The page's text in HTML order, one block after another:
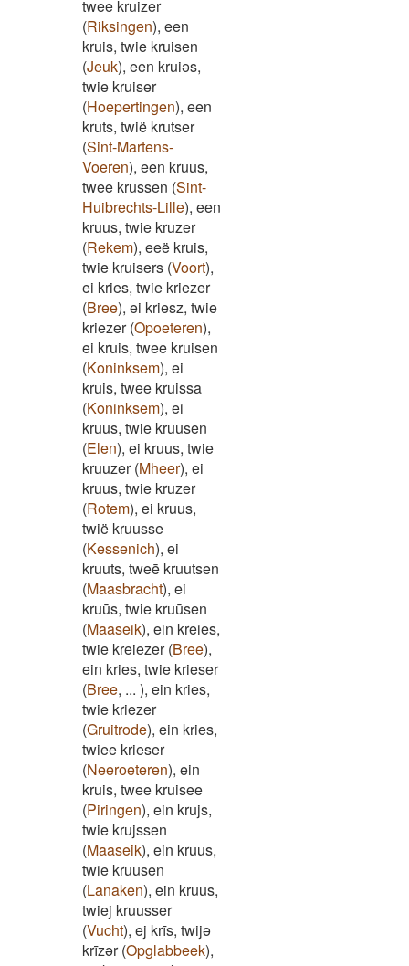
twee kruizer
(Riksingen), een
kruis, twie kruisen
(Jeuk), een kruiəs,
twie kruiser
(Hoepertingen), een
kruts, twië krutser
(Sint-Martens-
Voeren), een kruus,
twee krussen (Sint-
Huibrechts-Lille), een
kruus, twie kruzer
(Rekem), eeë kruis,
twie kruisers (Voort),
ei kries, twie kriezer
(Bree), ei kriesz, twie
kriezer(Opoeteren),
ei kruis, twee kruisen
(Koninksem), ei
kruis, twee kruissa
(Koninksem), ei
kruus, twie kruusen
(Elen), ei kruus, twie
kruuzer(Mheer), ei
kruus, twie kruzer
(Rotem), ei kruus,
twië kruusse
(Kessenich), ei
kruuts, tweē kruutsen
(Maasbracht), ei
kruūs, twie kruūsen
(Maaseik), ein kreies,
twie kreiezer(Bree),
ein kries, twie krieser
(Bree, ... ), ein kries,
twie kriezer
(Gruitrode), ein kries,
twiee krieser
(Neeroeteren), ein
kruis, twee kruisee
(Piringen), ein krujs,
twie krujssen
(Maaseik), ein kruus,
twie kruusen
(Lanaken), ein kruus,
twiej kruusser
(Vucht), ej krīs, twijə
krīzər(Opglabbeek),